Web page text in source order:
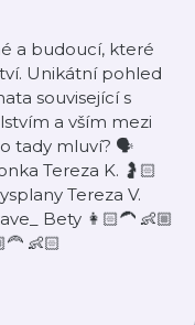
a budoucí, které
Unikátní pohled
související s
a vším mezi
tady mluví? 🗣️
Tereza K. 🤰🏻
Tereza V.
Bety 👩🏻‍🦱 👶🏼
👶🏻